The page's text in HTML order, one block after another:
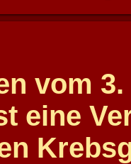
vom
eine